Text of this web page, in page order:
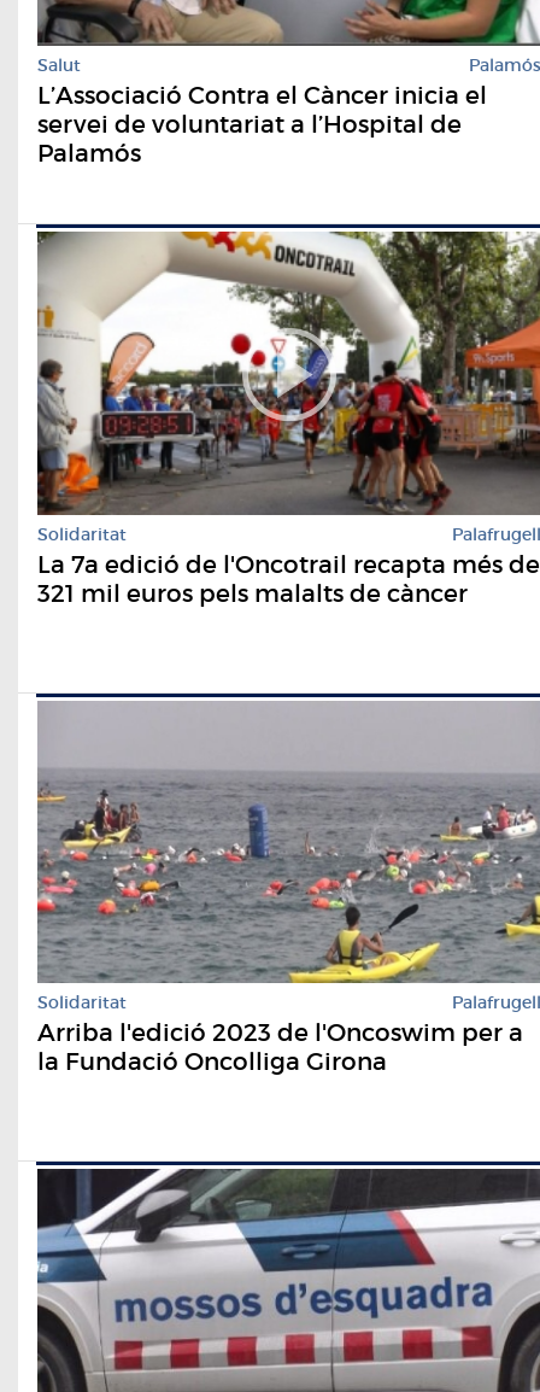
Salut Palamós
L’Associació Contra el Càncer inicia el
servei de voluntariat a l’Hospital de
Palamós
Solidaritat Palafrugell
La 7a edició de l'Oncotrail recapta més de
321 mil euros pels malalts de càncer
Solidaritat Palafrugell
Arriba l'edició 2023 de l'Oncoswim per a
la Fundació Oncolliga Girona